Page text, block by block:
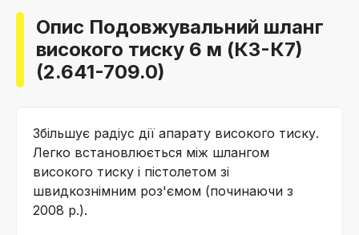
Опис Подовжувальний шланг
високого тиску 6 м (К3-К7)
(2.641-709.0)
Збільшує радіус дії апарату високого тиску.
Легко встановлюється між шлангом
високого тиску і пістолетом зі
швидкознімним роз'ємом (починаючи з
2008 р.).